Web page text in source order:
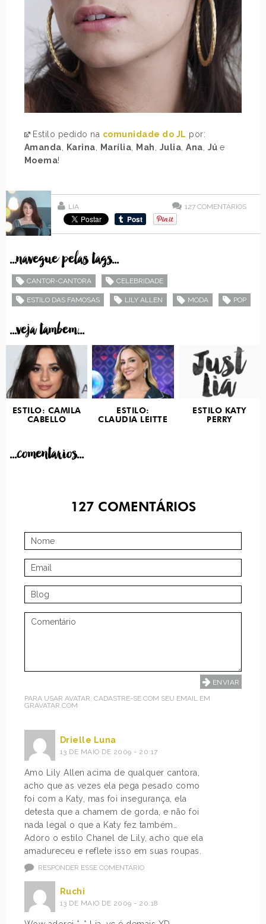
Estilo pedido na comunidade do JL por:
Amanda
Karina Marília Mah Julia ,Ana Júe
Moema!
LIA 127 COMENTÁRIOS
...navegue pelas tags...
CANTOR-CANTORA CELEBRIDADE
ESTILO DAS FAMOSAS LILY ALLEN MODA POP
...veja tambem...
ESTILO: CAMILA
CABELLO
ESTILO:
CLAUDIA LEITTE
ESTILO KATY
PERRY
...comentarios...
127 COMENTÁRIOS
PARA USAR AVATAR, CADASTRE-SE COM SEU EMAIL EM
GRAVATAR.COM
Drielle Luna
13 DE MAIO DE 2009 - 20:17
Amo Lily Allen acima de qualquer cantora,
acho que as vezes ela pega pesado como
foi com a Katy, mas foi insegurança, ela
detesta que a chamem de gorda, e não foi
nada legal o que a Katy fez também…
Adoro o estilo Chanel de Lily, acho que ela
amadureceu e reflete isso em suas roupas.
RESPONDER ESSE COMENTÁRIO
Ruchi
13 DE MAIO DE 2009 - 20:18